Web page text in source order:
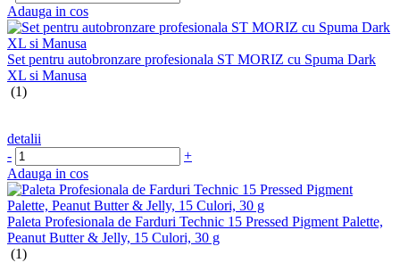
Adauga in cos
Set pentru autobronzare profesionala ST MORIZ cu Spuma Dark
XL si Manusa
(1)
detalii
-
+
Adauga in cos
Paleta Profesionala de Farduri Technic 15 Pressed Pigment Palette,
Peanut Butter & Jelly, 15 Culori, 30 g
(1)